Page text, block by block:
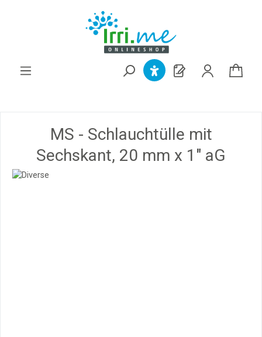
MS - Schlauchtülle mit
Sechskant, 20 mm x 1" aG